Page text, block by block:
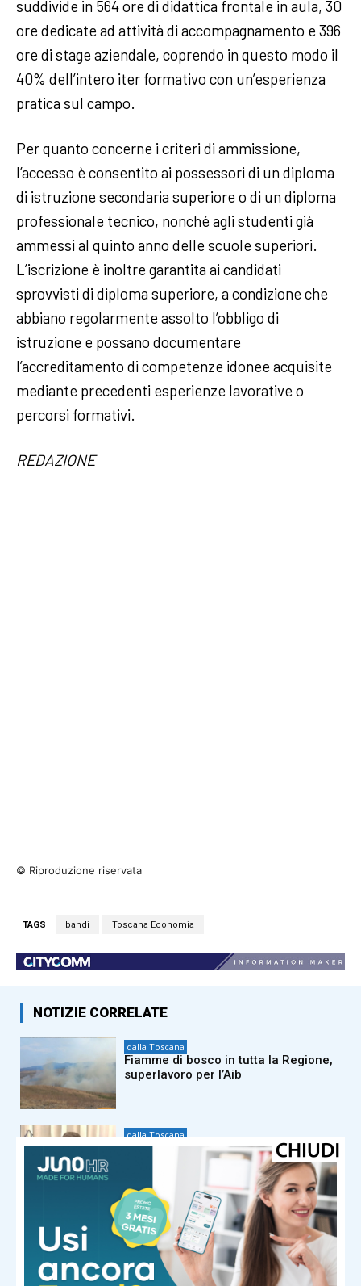
suddivide in 564 ore di didattica frontale in aula, 30
ore dedicate ad attività di accompagnamento e 396
ore di stage aziendale, coprendo in questo modo il
40% dell’intero iter formativo con un’esperienza
pratica sul campo.
Per quanto concerne i criteri di ammissione,
l’accesso è consentito ai possessori di un diploma
di istruzione secondaria superiore o di un diploma
professionale tecnico, nonché agli studenti già
ammessi al quinto anno delle scuole superiori.
L’iscrizione è inoltre garantita ai candidati
sprovvisti di diploma superiore, a condizione che
abbiano regolarmente assolto l’obbligo di
istruzione e possano documentare
l’accreditamento di competenze idonee acquisite
mediante precedenti esperienze lavorative o
percorsi formativi.
REDAZIONE
© Riproduzione riservata
TAGS bandi Toscana Economia
NOTIZIE CORRELATE
dalla Toscana
Fiamme di bosco in tutta la Regione,
superlavoro per l’Aib
dalla Toscana
Conte in commissione Covid:
“Scavate pure, non troverete niente
di illecito su di me. Meloni mi diede
del criminale”
dalla Toscana
La composizione dei gironi di Serie D:
tutti i derby regionali del Girone E e le
avversarie di Pistoiese e Pontedera